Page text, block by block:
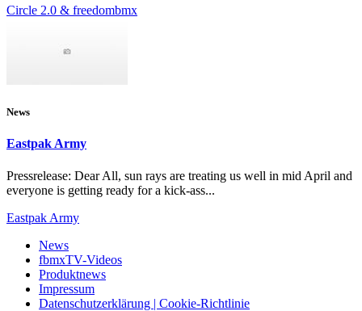
Circle 2.0 & freedombmx
News
Eastpak Army
Pressrelease: Dear All, sun rays are treating us well in mid April and
everyone is getting ready for a kick-ass...
Eastpak Army
News
fbmxTV-Videos
Produktnews
Impressum
Datenschutzerklärung | Cookie-Richtlinie